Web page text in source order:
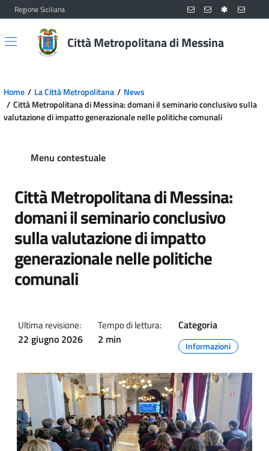
Vai al contenuto principale
Vai al menu principale
Regione Siciliana
Città Metropolitana di Messina
Home La Città Metropolitana
News
Città Metropolitana di Messina: domani il seminario conclusivo sulla
valutazione di impatto generazionale nelle politiche comunali
Menu contestuale
Città Metropolitana di Messina:
domani il seminario conclusivo
sulla valutazione di impatto
generazionale nelle politiche
comunali
Ultima revisione:
22 giugno 2026
Tempo di lettura:
2 min
Categoria
Informazioni